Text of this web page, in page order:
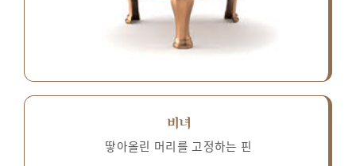
비녀
땋아올린 머리를 고정하는 핀